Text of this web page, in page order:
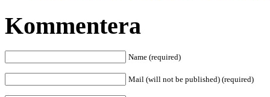
Kommentera
Name (required)
Mail (will not be published) (required)